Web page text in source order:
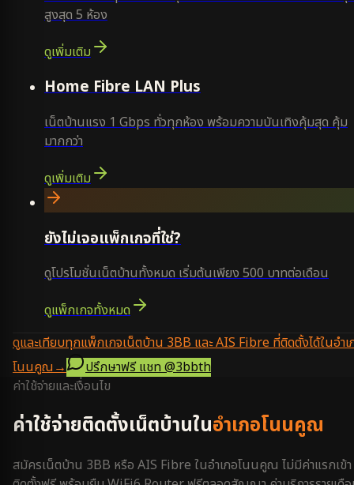
สูงสุด 5 ห้อง
ดูเพิ่มเติม
Home Fibre LAN Plus
เน็ตบ้านแรง 1 Gbps ทั่วทุกห้อง พร้อมความบันเทิงคุ้มสุด คุ้ม
มากกว่า
ดูเพิ่มเติม
ยังไม่เจอแพ็กเกจที่ใช่?
ดูโปรโมชั่นเน็ตบ้านทั้งหมด เริ่มต้นเพียง 500 บาทต่อเดือน
ดูแพ็กเกจทั้งหมด
ดูและเทียบทุกแพ็กเกจเน็ตบ้าน 3BB และ AIS Fibre ที่ติดตั้งได้ในอำเ
โนนคูณ→ ปรึกษาฟรี แชท@3bbth
ค่าใช้จ่ายและเงื่อนไข
ค่าใช้จ่ายติดตั้งเน็ตบ้านในอำเภอโนนคูณ
สมัครเน็ตบ้าน 3BB หรือ AIS Fibre ในอำเภอโนนคูณ ไม่มีค่าแรกเข้า